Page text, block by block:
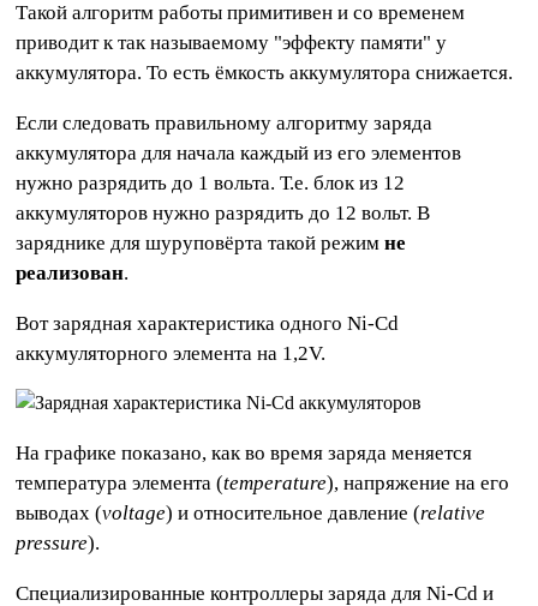
Такой алгоритм работы примитивен и со временем
приводит к так называемому "эффекту памяти" у
аккумулятора. То есть ёмкость аккумулятора снижается.
Если следовать правильному алгоритму заряда
аккумулятора для начала каждый из его элементов
нужно разрядить до 1 вольта. Т.е. блок из 12
аккумуляторов нужно разрядить до 12 вольт. В
заряднике для шуруповёрта такой режимне
реализован.
Вот зарядная характеристика одного Ni-Cd
аккумуляторного элемента на 1,2V.
На графике показано, как во время заряда меняется
температура элемента (temperature), напряжение на его
выводах (voltage) и относительное давление (relative
pressure).
Специализированные контроллеры заряда для Ni-Cd и